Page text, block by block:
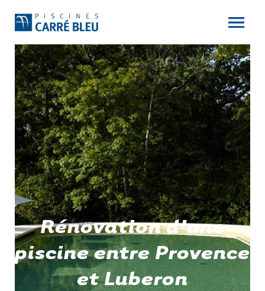
Rénovation d’une
piscine entre Provence
et Luberon